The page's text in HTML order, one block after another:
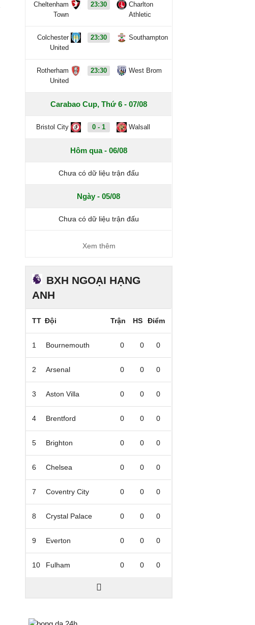
Cheltenham
Town
23:30
Charlton
Athletic
Colchester
United
23:30 Southampton
Rotherham
United
23:30 West Brom
Carabao Cup, Thứ 6 - 07/08
Bristol City 0 - 1 Walsall
Hôm qua - 06/08
Chưa có dữ liệu trận đấu
Ngày - 05/08
Chưa có dữ liệu trận đấu
Xem thêm
BXH NGOẠI HẠNG
ANH
TT Đội Trận HS Điểm
1 Bournemouth 0 0 0
2 Arsenal 0 0 0
3 Aston Villa 0 0 0
4 Brentford 0 0 0
5 Brighton 0 0 0
6 Chelsea 0 0 0
7 Coventry City 0 0 0
8 Crystal Palace 0 0 0
9 Everton 0 0 0
10 Fulham 0 0 0